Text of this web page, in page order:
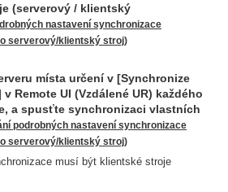
(serverový / klientský
nastavení synchronizace
serverový/klientský stroj)
místa určení v [Synchronize
Remote UI (Vzdálené UR) každého
a spusťte synchronizaci vlastních
podrobných nastavení synchronizace
serverový/klientský stroj)
musí být klientské stroje